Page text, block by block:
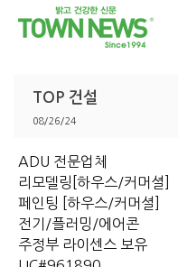
TOP 건설
08/26/24
ADU 전문업체
리모델링[하우스/커머셜]
페인팅 [하우스/커머셜]
전기/플러밍/에어콘
주정부 라이센스 보유